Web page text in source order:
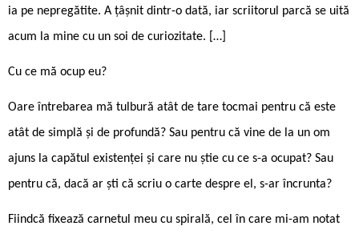
ia pe nepregătite. A țâșnit dintr-o dată, iar scriitorul parcă se uită
acum la mine cu un soi de curiozitate. […]
Cu ce mă ocup eu?
Oare întrebarea mă tulbură atât de tare tocmai pentru că este
atât de simplă și de profundă? Sau pentru că vine de la un om
ajuns la capătul existenței și care nu știe cu ce s-a ocupat? Sau
pentru că, dacă ar ști că scriu o carte despre el, s-ar încrunta?
Fiindcă fixează carnetul meu cu spirală, cel în care mi-am notat